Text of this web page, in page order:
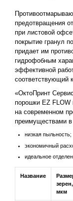
предотвращения
при листовой
покрытие гранул
придает им
гидрофобным
эффективной
соответствующий
«ОктоПринт
порошки EZ
на современном
преимуществами в
низкая пыльность;
экономичный
идеальное
Название
зерен,
мкм